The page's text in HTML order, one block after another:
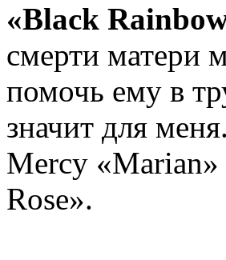
«Black
смерти матери
помочь ему в
значит для
Mercy
Rose».